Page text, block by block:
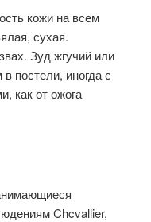
кожи на всем
сухая.
Зуд жгучий или
постели, иногда с
как от ожога
Chcvallier,